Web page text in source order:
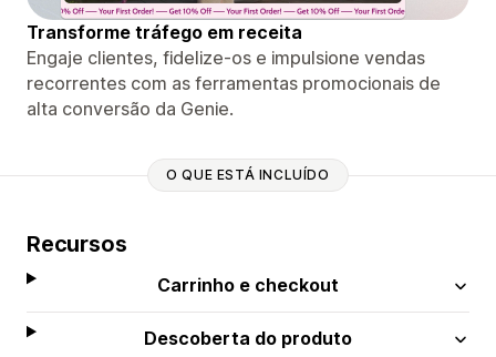
Transforme tráfego em receita
Engaje clientes, fidelize-os e impulsione vendas
recorrentes com as ferramentas promocionais de
alta conversão da Genie.
O QUE ESTÁ INCLUÍDO
Recursos
Carrinho e checkout
Descoberta do produto